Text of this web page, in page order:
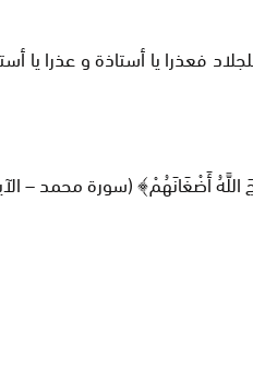
فعذرا يا أستاذة و عذرا
أَضْغَانَهُمْ﴾ (سورة محمد – الآية